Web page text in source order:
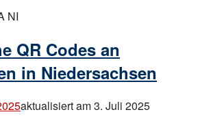
NI
QR Codes an
in Niedersachsen
aktualisiert am 3. Juli 2025